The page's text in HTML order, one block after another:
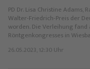
PD Dr. Lisa Christine
Walter-Friedrich-Preis der
worden. Die Verleihung fand
Röntgenkongresses in
26.05.2023, 12:30 Uhr